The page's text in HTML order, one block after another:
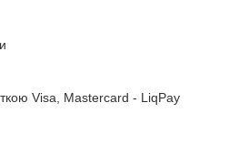
Visa, Mastercard - LiqPay